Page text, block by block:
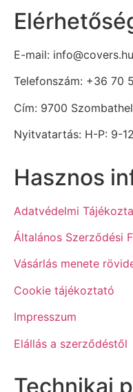
E-mail: info@covers.hu
Telefonszám: +36 70
Cím: 9700
Nyitvatartás: H-P: 9-
Hasznos
Adatvédelmi
Általános Szerződési
Vásárlás menete
Cookie tájékoztató
Impresszum
Elállás a szerződéstől
Technikai